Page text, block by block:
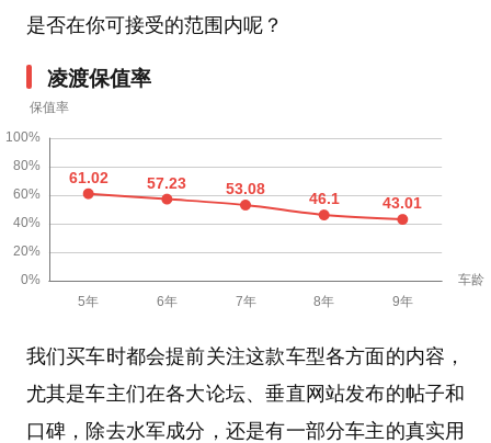
是否在你可接受的范围内呢？
凌渡保值率
我们买车时都会提前关注这款车型各方面的内容，
尤其是车主们在各大论坛、垂直网站发布的帖子和
口碑，除去水军成分，还是有一部分车主的真实用